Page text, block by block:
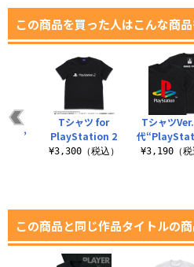
この商品を買った人はこんな商
Tシャツ
代
¥3,190（税
ツ
Tシャツ for
PlayStation 2
¥3,300（税込）
この商品と同じ作品タイトルの